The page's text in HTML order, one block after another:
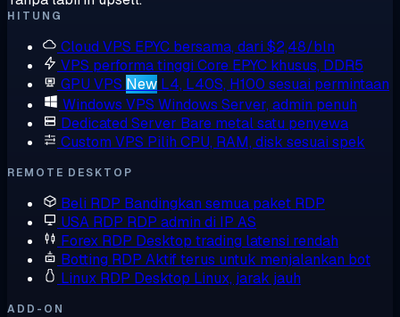
HITUNG
Cloud VPS EPYC bersama, dari $2,48/bln
VPS performa tinggi Core EPYC khusus, DDR5
GPU VPS New L4, L40S, H100 sesuai permintaan
Windows VPS Windows Server, admin penuh
Dedicated Server Bare metal satu penyewa
Custom VPS Pilih CPU, RAM, disk sesuai spek
REMOTE DESKTOP
Beli RDP Bandingkan semua paket RDP
USA RDP RDP admin di IP AS
Forex RDP Desktop trading latensi rendah
Botting RDP Aktif terus untuk menjalankan bot
Linux RDP Desktop Linux, jarak jauh
ADD-ON